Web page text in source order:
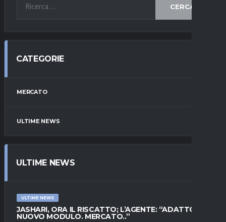
CERCA
CATEGORIE
MERCATO
ULTIME NEWS
ULTIME NEWS
ULTIME NEWS
JASHARI, ORA IL RISCATTO; L’AGENTE: “ADATTO AL
NUOVO MODULO. MERCATO..”